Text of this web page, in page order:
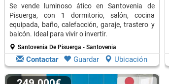
Se vende luminoso ático en Santovenia de
Pisuerga, con 1 dormitorio, salón, cocina
equipada, baño, calefacción, garaje, trastero y
balcón. Ideal para vivir o invertir.
Santovenia De Pisuerga - Santovenia
Contactar Guardar Ubicación